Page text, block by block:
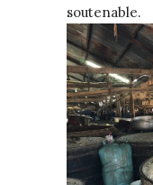
soutenable.